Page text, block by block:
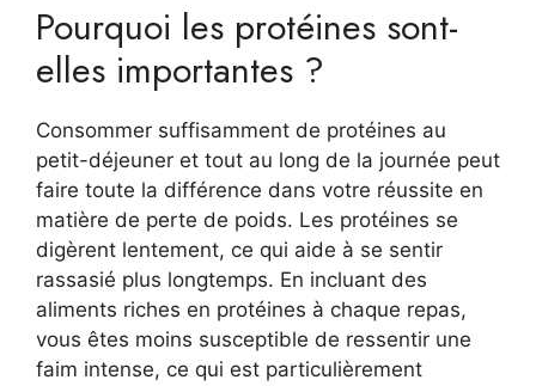
Pourquoi les protéines sont-
elles importantes ?
Consommer suffisamment de protéines au
petit-déjeuner et tout au long de la journée peut
faire toute la différence dans votre réussite en
matière de perte de poids. Les protéines se
digèrent lentement, ce qui aide à se sentir
rassasié plus longtemps. En incluant des
aliments riches en protéines à chaque repas,
vous êtes moins susceptible de ressentir une
faim intense, ce qui est particulièrement